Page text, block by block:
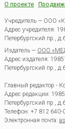
О проекте
Учредитель — ООО
Адрес учредителя:
Петербургский пр.,
Издатель — ООО
Адрес издателя:
Петербургский пр.,
Главный редактор -
Адрес редакции:
Петербургский пр.,
Телефон: +7 812 640-
Электронная почта: